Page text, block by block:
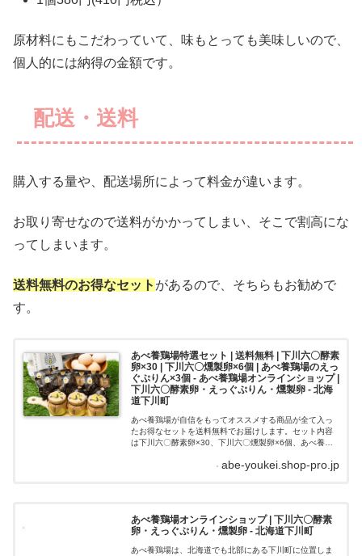
原材料にもこだわっていて、味もとっても美味しいので、
個人的には納得の金額です。
配送・送料
購入する量や、配送場所によって料金が違います。
お取り寄せなので送料がかかってしまい、そこで割高にな
ってしまいます。
送料無料のお得なセット があるので、そちらもお勧めで
す。
あべ養鶏場特選セット | 送料無料 | 下川六〇酵素
卵×30 | 下川六〇燻製卵×6個 | あべ養鶏場のえっ
ぐぷりん×3個 - あべ養鶏場オンラインショップ |
下川六〇酵素卵・えっぐぷりん・燻製卵 - 北海
道下川町
あべ養鶏場が自信をもってオススメする商品が全て入っ
たお得なセットを送料無料でお届けします。セット内容
は下川六〇酵素卵×30、下川六〇燻製卵×6個、あべ養鶏
ルドゆうパックで配送いたします。abe-youkei.shop-pro.jp
あべ養鶏場オンラインショップ | 下川六〇酵素
卵・えっぐぷりん・燻製卵 - 北海道下川町
あべ養鶏場は、北海道でも北部にある下川町に位置しま